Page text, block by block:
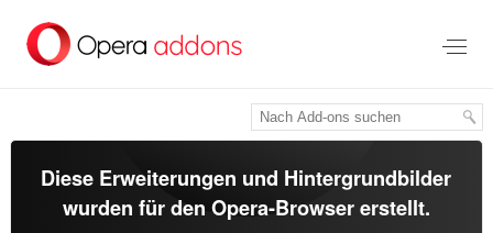
Hauptinhalt
springen
Diese Erweiterungen und Hintergrundbilder
wurden für den Opera-Browsererstellt.